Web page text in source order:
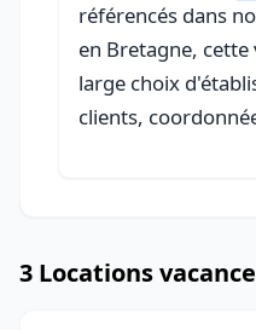
référencés dans
en Bretagne,
large choix
clients,
3 Locations